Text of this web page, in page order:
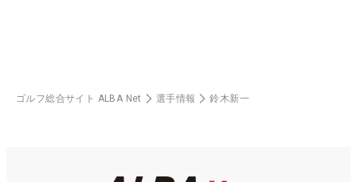
ゴルフ総合サイト ALBA Net 選手情報 鈴木新一